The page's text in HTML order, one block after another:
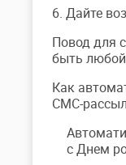
6. Дайте
Повод для
быть
Как
СМС-
с Днем